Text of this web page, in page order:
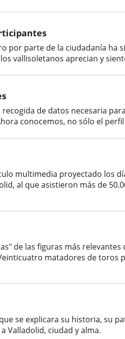
por parte de la ciudadanía
vallisoletanos aprecian y
de datos necesaria
conocemos, no sólo el
multimedia proyectado los
al que asistieron más de
de las figuras más
matadores de toros
se explicara su historia, su
Valladolid, ciudad y alma.